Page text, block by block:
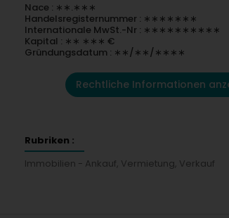
Nace : ∗∗.∗∗∗
Handelsregisternummer : ∗∗∗∗∗∗∗
Internationale MwSt.-Nr : ∗∗∗∗∗∗∗∗∗∗
Kapital : ∗∗ ∗∗∗ €
Gründungsdatum : ∗∗/∗∗/∗∗∗∗
Rechtliche Informationen
Rubriken :
Immobilien - Ankauf, Vermietung, Verkauf